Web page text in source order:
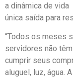
a dinâmica de
única saída para
“Todos os meses
servidores não
cumprir seus
aluguel, luz, água.